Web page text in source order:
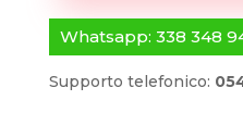
Whatsapp: 338 348
Supporto telefonico: